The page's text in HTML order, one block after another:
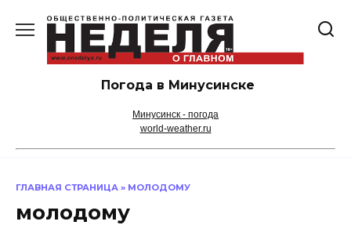
содержанию
Погода в Минусинске
Минусинск - погода
world-weather.ru
ГЛАВНАЯ СТРАНИЦА » МОЛОДОМУ
молодому